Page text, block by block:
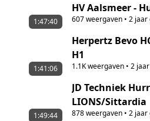
HV Aalsmeer -
607weergaven• 2 jaar
1:47:40
Herpertz Bevo
H1
1.1Kweergaven• 2
1:41:06
JD Techniek
LIONS/Sittardia
878weergaven• 2 jaar
1:49:44